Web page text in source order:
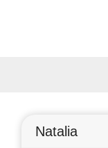
Natalia